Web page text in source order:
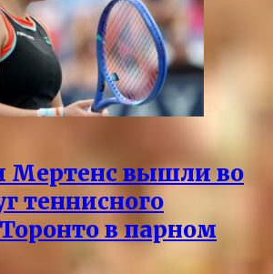
Мертенс вышли во
теннисного
в парном